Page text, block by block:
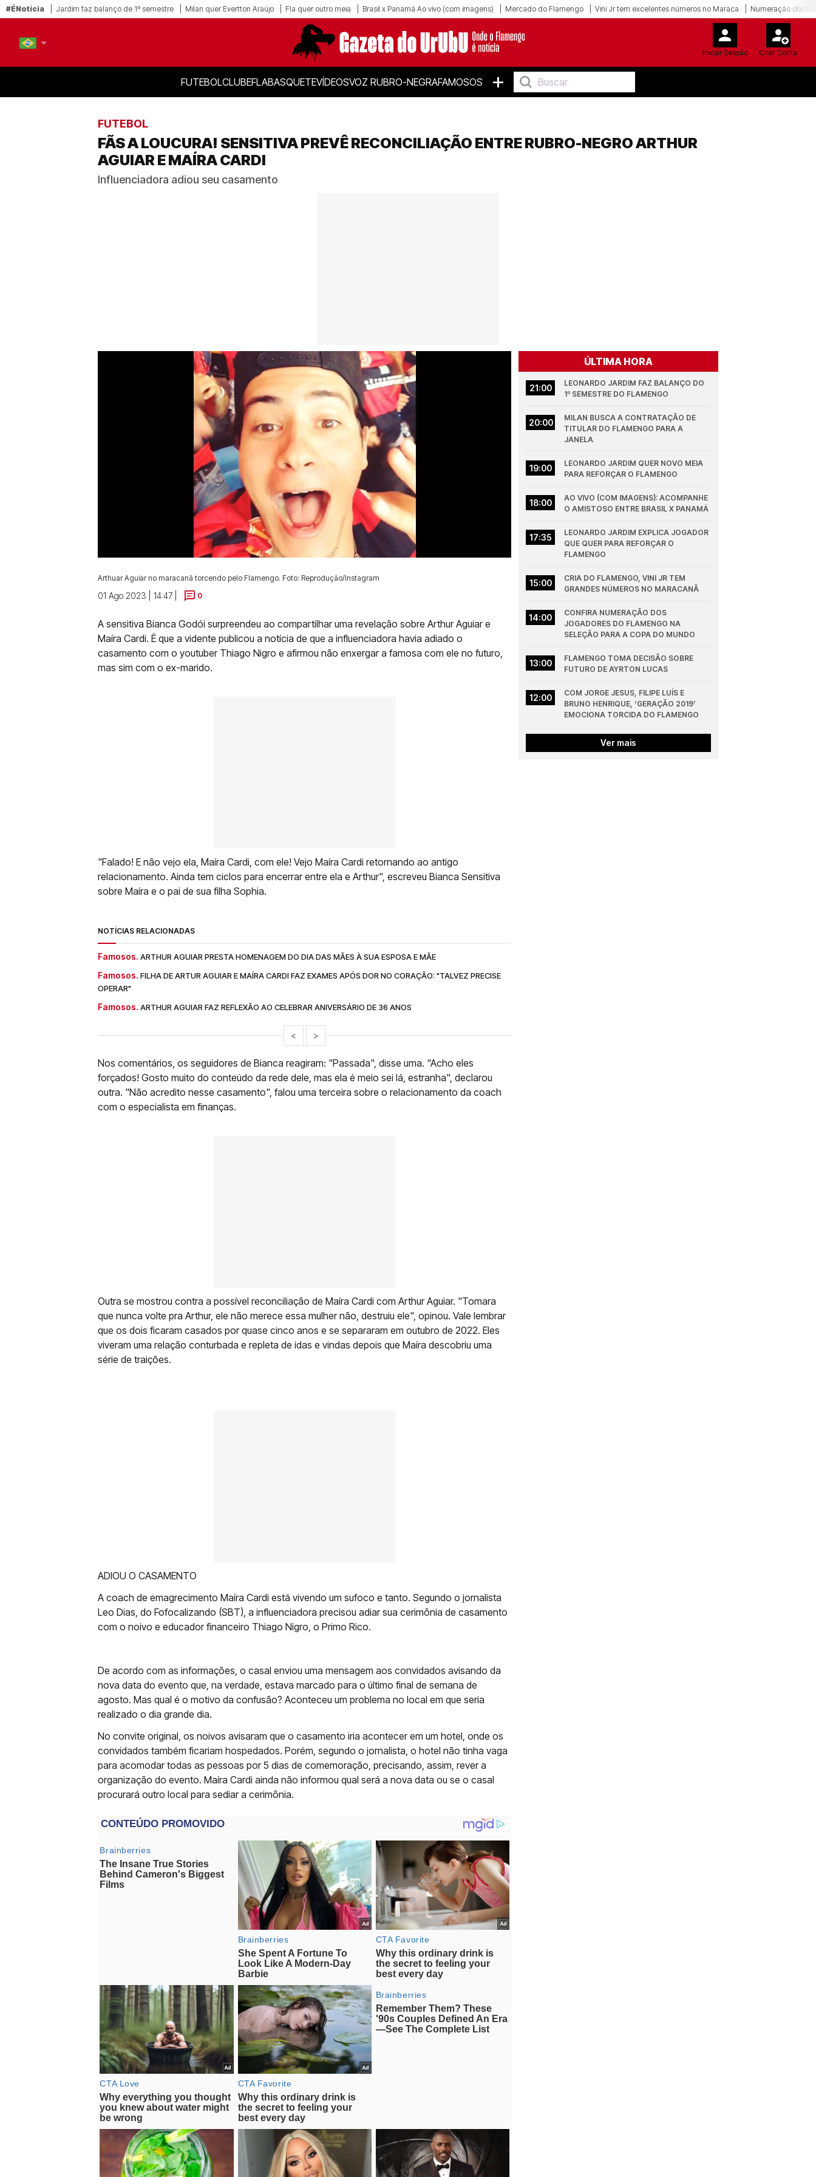
#ÉNotícia Jardim faz balanço de 1º semestre Milan quer Evertton Araújo Fla quer outro meia Brasil x Panamá Ao vivo (com imagens) Mercado do Flamengo Vini Jr tem excelentes números no Maraca Numeração oficial
Iniciar Sessão Criar Conta
FUTEBOLCLUBEFLABASQUETEVÍDEOSVOZ RUBRO-NEGRAFAMOSOS +
FUTEBOL
FÃS A LOUCURA! SENSITIVA PREVÊ RECONCILIAÇÃO ENTRE RUBRO-NEGRO ARTHUR
AGUIAR E MAÍRA CARDI
Influenciadora adiou seu casamento
Arthuar Aguiar no maracanã torcendo pelo Flamengo. Foto: Reprodução/Instagram
01 Ago 2023 | 14:47 | 0
A sensitiva Bianca Godói surpreendeu ao compartilhar uma revelação sobre Arthur Aguiar e
Maíra Cardi. É que a vidente publicou a notícia de que a influenciadora havia adiado o
casamento com o youtuber Thiago Nigro e afirmou não enxergar a famosa com ele no futuro,
mas sim com o ex-marido.
"Falado! E não vejo ela, Maíra Cardi, com ele! Vejo Maíra Cardi retornando ao antigo
relacionamento. Ainda tem ciclos para encerrar entre ela e Arthur", escreveu Bianca Sensitiva
sobre Maíra e o pai de sua filha Sophia.
NOTÍCIAS RELACIONADAS
Famosos. ARTHUR AGUIAR PRESTA HOMENAGEM DO DIA DAS MÃES À SUA ESPOSA E MÃE
Famosos. FILHA DE ARTUR AGUIAR E MAÍRA CARDI FAZ EXAMES APÓS DOR NO CORAÇÃO: "TALVEZ PRECISE
OPERAR"
Famosos. ARTHUR AGUIAR FAZ REFLEXÃO AO CELEBRAR ANIVERSÁRIO DE 36 ANOS
< >
Nos comentários, os seguidores de Bianca reagiram: "Passada", disse uma. "Acho eles
forçados! Gosto muito do conteúdo da rede dele, mas ela é meio sei lá, estranha", declarou
outra. "Não acredito nesse casamento", falou uma terceira sobre o relacionamento da coach
com o especialista em finanças.
Outra se mostrou contra a possível reconciliação de Maíra Cardi com Arthur Aguiar. "Tomara
que nunca volte pra Arthur, ele não merece essa mulher não, destruiu ele", opinou. Vale lembrar
que os dois ficaram casados por quase cinco anos e se separaram em outubro de 2022. Eles
viveram uma relação conturbada e repleta de idas e vindas depois que Maíra descobriu uma
série de traições.
ADIOU O CASAMENTO
A coach de emagrecimento Maíra Cardi está vivendo um sufoco e tanto. Segundo o jornalista
Leo Dias, do Fofocalizando (SBT), a influenciadora precisou adiar sua cerimônia de casamento
com o noivo e educador financeiro Thiago Nigro, o Primo Rico.
De acordo com as informações, o casal enviou uma mensagem aos convidados avisando da
nova data do evento que, na verdade, estava marcado para o último final de semana de
agosto. Mas qual é o motivo da confusão? Aconteceu um problema no local em que seria
realizado o dia grande dia.
No convite original, os noivos avisaram que o casamento iria acontecer em um hotel, onde os
convidados também ficariam hospedados. Porém, segundo o jornalista, o hotel não tinha vaga
para acomodar todas as pessoas por 5 dias de comemoração, precisando, assim, rever a
organização do evento. Maíra Cardi ainda não informou qual será a nova data ou se o casal
procurará outro local para sediar a cerimônia.
ÚLTIMA HORA
21:00
LEONARDO JARDIM FAZ BALANÇO DO
1º SEMESTRE DO FLAMENGO
20:00
MILAN BUSCA A CONTRATAÇÃO DE
TITULAR DO FLAMENGO PARA A
JANELA
19:00
LEONARDO JARDIM QUER NOVO MEIA
PARA REFORÇAR O FLAMENGO
18:00
AO VIVO (COM IMAGENS): ACOMPANHE
O AMISTOSO ENTRE BRASIL X PANAMÁ
17:35
LEONARDO JARDIM EXPLICA JOGADOR
QUE QUER PARA REFORÇAR O
FLAMENGO
15:00
CRIA DO FLAMENGO, VINI JR TEM
GRANDES NÚMEROS NO MARACANÃ
14:00
CONFIRA NUMERAÇÃO DOS
JOGADORES DO FLAMENGO NA
SELEÇÃO PARA A COPA DO MUNDO
13:00
FLAMENGO TOMA DECISÃO SOBRE
FUTURO DE AYRTON LUCAS
12:00
COM JORGE JESUS, FILIPE LUÍS E
BRUNO HENRIQUE, ‘GERAÇÃO 2019’
EMOCIONA TORCIDA DO FLAMENGO
Ver mais